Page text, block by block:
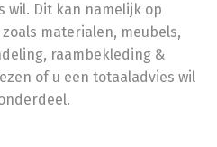
wil. Dit kan namelijk op
materialen, meubels,
raambekleding &
of u een totaaladvies wil